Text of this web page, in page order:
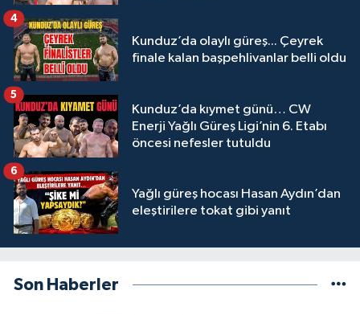
Kunduz’da olaylı güreş... Çeyrek
finale kalan başpehlivanlar belli oldu
4
Kunduz’da kıymet günü… CW
Enerji Yağlı Güreş Ligi’nin 6. Etabı
öncesi nefesler tutuldu
5
Yağlı güreş hocası Hasan Aydın’dan
eleştirilere tokat gibi yanıt
6
Son Haberler